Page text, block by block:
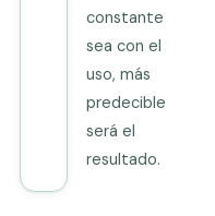
constante
sea con el
uso, más
predecible
será el
resultado.